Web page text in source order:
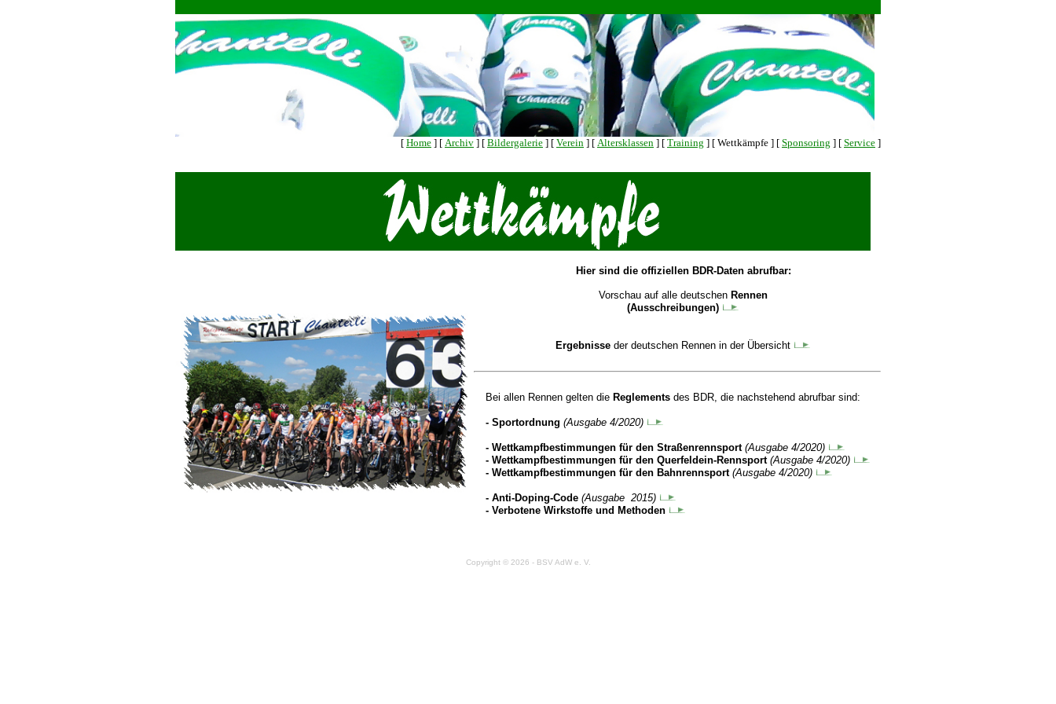
[ Home ] [ Archiv ] [ Bildergalerie ] [ Verein ] [ Altersklassen ] [ Training ] [ Wettkämpfe ] [ Sponsoring ] [ Service ]
Hier sind die offiziellen BDR-Daten abrufbar:
Vorschau auf alle deutschen Rennen
(Ausschreibungen)
Ergebnisse der deutschen Rennen in der Übersicht
Bei allen Rennen gelten die Reglements des BDR, die nachstehend abrufbar sind:
- Sportordnung (Ausgabe 4/2020)
- Wettkampfbestimmungen für den Straßenrennsport (Ausgabe 4/2020)
- Wettkampfbestimmungen für den Querfeldein-Rennsport (Ausgabe 4/2020)
- Wettkampfbestimmungen für den Bahnrennsport (Ausgabe 4/2020)
- Anti-Doping-Code (Ausgabe 2015)
- Verbotene Wirkstoffe und Methoden
Copyright © 2026 - BSV AdW e. V.